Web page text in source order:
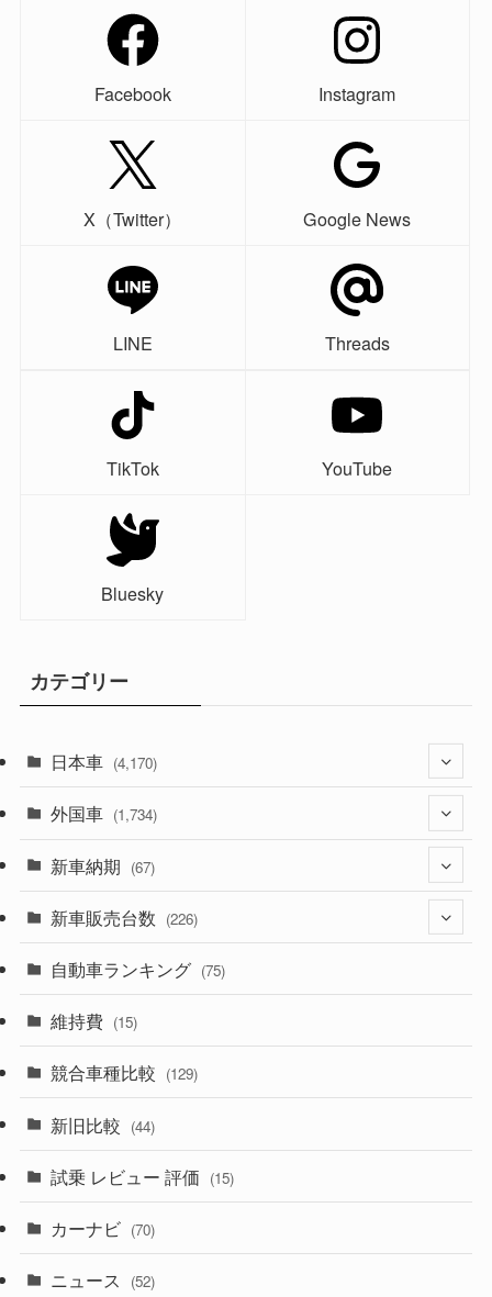
Facebook Instagram
X（Twitter） Google News
LINE Threads
TikTok YouTube
Bluesky
カテゴリー
日本車 (4,170)
(1,320)
(329)
(356)
(328)
(194)
(230)
(253)
外国車 (1,734)
(242)
(85)
(84)
(222)
(50)
(43)
(58)
(28)
新車納期 (67)
(28)
(8)
(3)
(3)
(5)
(1)
新車販売台数 (226)
(21)
(5)
(7)
(5)
自動車ランキング (75)
維持費 (15)
競合車種比較 (129)
新旧比較 (44)
試乗 レビュー 評価 (15)
カーナビ (70)
ニュース (52)